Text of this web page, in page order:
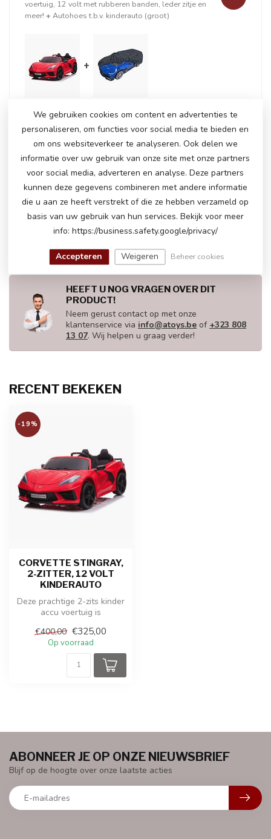
voertuig, 12 volt met rubberen banden, leder zitje en
meer! + Autohoes t.b.v. kinderauto (groot)
+
Op voorraad
€344,95
€337,50
GERELATEERDE PRODUCTEN
Corvette Stingray, 2-zitter, 12
volt kinderauto
Op voorraad
€389,00
€325,00
HEEFT U NOG VRAGEN OVER DIT
PRODUCT!
Neem gerust contact op met onze
klantenservice via info@atoys.be of +323 808
13 07. Wij helpen u graag verder!
RECENT BEKEKEN
-19%
CORVETTE STINGRAY,
2-ZITTER, 12 VOLT
KINDERAUTO
Deze prachtige 2-zits kinder
accu voertuig is
licentie van...
€400,00 €325,00
Op voorraad
ABONNEER JE OP ONZE NIEUWSBRIEF
Blijf op de hoogte over onze laatste acties
We gebruiken cookies om content en advertenties te
personaliseren, om functies voor social media te bieden en
om ons websiteverkeer te analyseren. Ook delen we
informatie over uw gebruik van onze site met onze partners
voor social media, adverteren en analyse. Deze partners
kunnen deze gegevens combineren met andere informatie
die u aan ze heeft verstrekt of die ze hebben verzameld op
basis van uw gebruik van hun services. Bekijk voor meer
info: https://business.safety.google/privacy/
Accepteren Weigeren Beheer cookies